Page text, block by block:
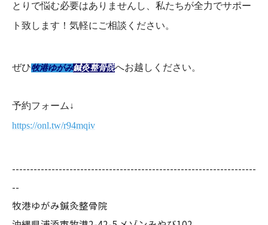
とりで悩む必要はありませんし、私たちが全力でサポー
ト致します！気軽にご相談ください。
ぜひ牧港ゆがみ鍼灸整骨院へお越しください。
予約フォーム↓
https://onl.tw/r94mqiv
--------------------------------------------------------------------
--
牧港ゆがみ鍼灸整骨院